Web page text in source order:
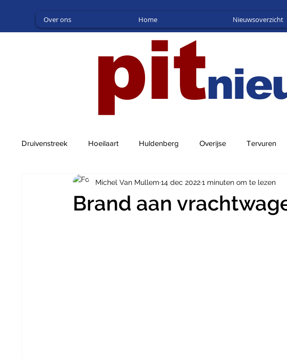
Over ons Home Nieuwsoverzicht
pit
Druivenstreek Hoeilaart Huldenberg Overijse Tervuren
Brand aan
Michel Van Mullem 14 dec 20221 minuten om te lezen